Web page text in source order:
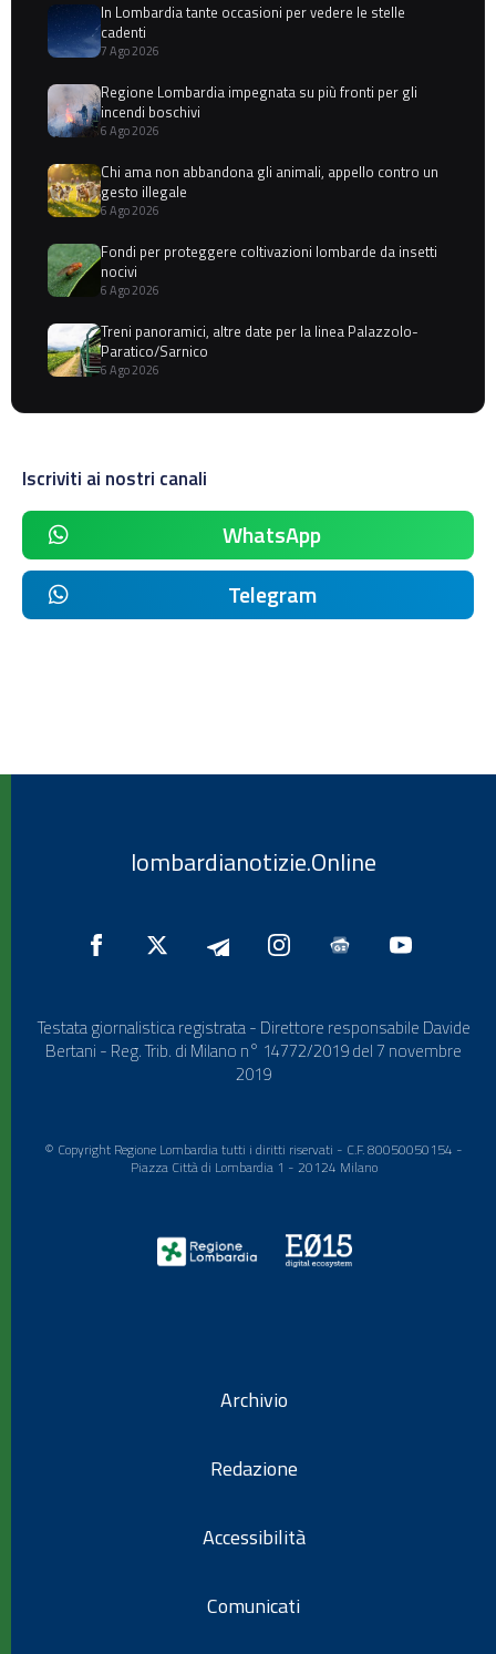
In Lombardia tante occasioni per vedere le stelle
cadenti
7 Ago 2026
Regione Lombardia impegnata su più fronti per gli
incendi boschivi
6 Ago 2026
Chi ama non abbandona gli animali, appello contro un
gesto illegale
6 Ago 2026
Fondi per proteggere coltivazioni lombarde da insetti
nocivi
6 Ago 2026
Treni panoramici, altre date per la linea Palazzolo-
Paratico/Sarnico
6 Ago 2026
Iscriviti ai nostri canali
WhatsApp
Telegram
lombardianotizie.Online
Testata giornalistica registrata - Direttore responsabile Davide
Bertani - Reg. Trib. di Milano n° 14772/2019 del 7 novembre
2019
© Copyright Regione Lombardia tutti i diritti riservati - C.F. 80050050154 -
Piazza Città di Lombardia 1 - 20124 Milano
Archivio
Redazione
Accessibilità
Comunicati